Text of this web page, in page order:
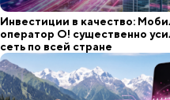
Инвестиции в качество:
оператор О! существенно
сеть по всей стране